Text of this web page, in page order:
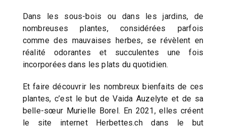
Dans les sous-bois ou dans les jardins, de
nombreuses plantes, considérées parfois
comme des mauvaises herbes, se révèlent en
réalité odorantes et succulentes une fois
incorporées dans les plats du quotidien.
Et faire découvrir les nombreux bienfaits de ces
plantes, c’est le but de Vaida Auzelyte et de sa
belle-sœur Murielle Borel. En 2021, elles créent
le site internet Herbettes.ch dans le but